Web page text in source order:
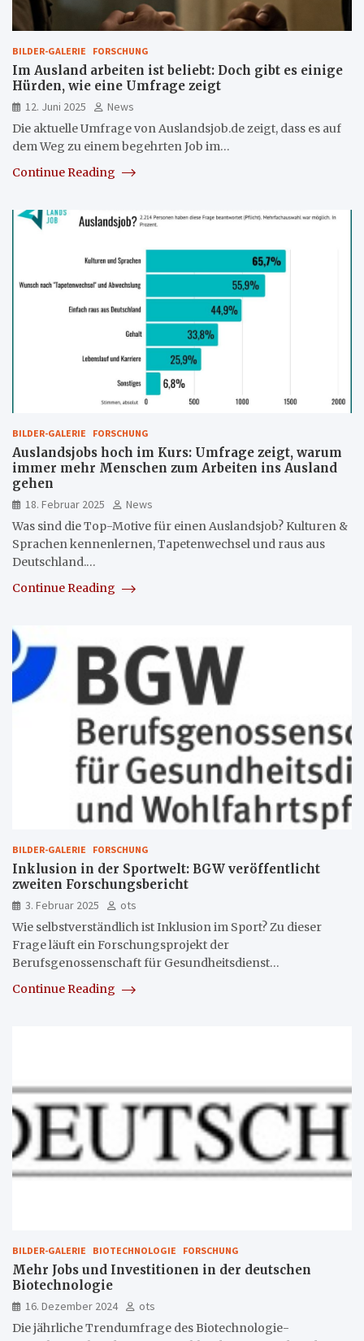
BILDER-GALERIE FORSCHUNG
Im Ausland arbeiten ist beliebt: Doch gibt es einige
Hürden, wie eine Umfrage zeigt
12. Juni 2025
News
Die aktuelle Umfrage von Auslandsjob.de zeigt, dass es auf
dem Weg zu einem begehrten Job im…
Continue Reading
BILDER-GALERIE FORSCHUNG
Auslandsjobs hoch im Kurs: Umfrage zeigt, warum
immer mehr Menschen zum Arbeiten ins Ausland
gehen
18. Februar 2025
News
Was sind die Top-Motive für einen Auslandsjob? Kulturen &
Sprachen kennenlernen, Tapetenwechsel und raus aus
Deutschland.…
Continue Reading
BILDER-GALERIE FORSCHUNG
Inklusion in der Sportwelt: BGW veröffentlicht
zweiten Forschungsbericht
3. Februar 2025
ots
Wie selbstverständlich ist Inklusion im Sport? Zu dieser
Frage läuft ein Forschungsprojekt der
Berufsgenossenschaft für Gesundheitsdienst…
Continue Reading
BILDER-GALERIE BIOTECHNOLOGIE FORSCHUNG
Mehr Jobs und Investitionen in der deutschen
Biotechnologie
16. Dezember 2024
ots
Die jährliche Trendumfrage des Biotechnologie-